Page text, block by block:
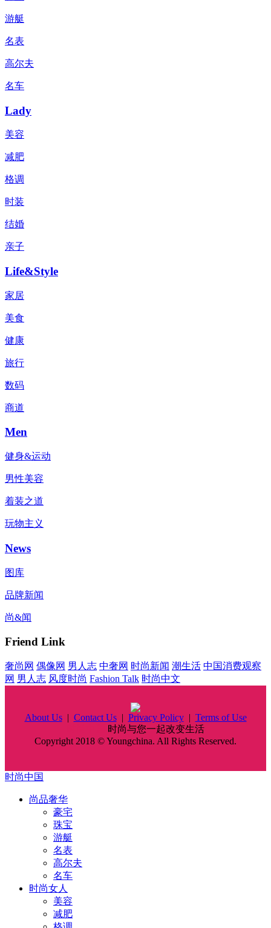
游艇
名表
高尔夫
名车
Lady
美容
减肥
格调
时装
结婚
亲子
Life&Style
家居
美食
健康
旅行
数码
商道
Men
健身&运动
男性美容
着装之道
玩物主义
News
图库
品牌新闻
尚&闻
Friend Link
奢尚网 偶像网 男人志 中奢网 时尚新闻 潮生活 中国消费观察
网 男人志 风度时尚 Fashion Talk 时尚中文
About Us| Contact Us| Privacy Policy| Terms of Use
时尚与您一起改变生活
Copyright 2018 © Youngchina. All Rights Reserved.
时尚中国
尚品奢华
豪宅
珠宝
游艇
名表
高尔夫
名车
时尚女人
美容
减肥